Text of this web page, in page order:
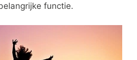
functie.